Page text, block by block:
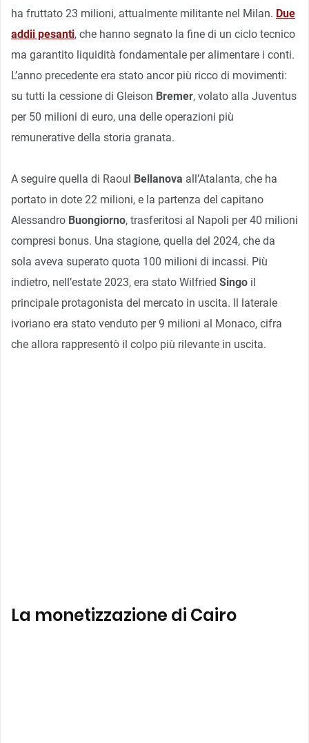
ha fruttato 23 milioni, attualmente militante nel Milan. Due
addii pesanti, che hanno segnato la fine di un ciclo tecnico
ma garantito liquidità fondamentale per alimentare i conti.
L’anno precedente era stato ancor più ricco di movimenti:
su tutti la cessione di Gleison Bremer, volato alla Juventus
per 50 milioni di euro, una delle operazioni più
remunerative della storia granata.
A seguire quella di Raoul Bellanova all’Atalanta, che ha
portato in dote 22 milioni, e la partenza del capitano
Alessandro Buongiorno, trasferitosi al Napoli per 40 milioni
compresi bonus. Una stagione, quella del 2024, che da
sola aveva superato quota 100 milioni di incassi. Più
indietro, nell’estate 2023, era stato Wilfried Singo il
principale protagonista del mercato in uscita. Il laterale
ivoriano era stato venduto per 9 milioni al Monaco, cifra
che allora rappresentò il colpo più rilevante in uscita.
La monetizzazione di Cairo